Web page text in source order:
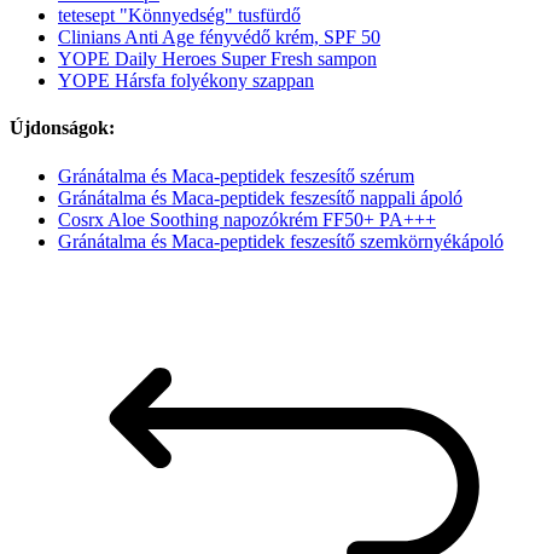
tetesept "Könnyedség" tusfürdő
Clinians Anti Age fényvédő krém, SPF 50
YOPE Daily Heroes Super Fresh sampon
YOPE Hársfa folyékony szappan
Újdonságok:
Gránátalma és Maca-peptidek feszesítő szérum
Gránátalma és Maca-peptidek feszesítő nappali ápoló
Cosrx Aloe Soothing napozókrém FF50+ PA+++
Gránátalma és Maca-peptidek feszesítő szemkörnyékápoló